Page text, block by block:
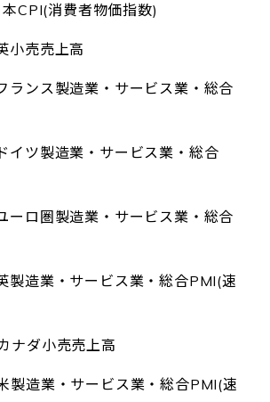
消費者物価指数)
売売上高
ンス製造業・サービス業・総合
ツ製造業・サービス業・総合
ロ圏製造業・サービス業・総合
造業・サービス業・総合PMI(速
ダ小売売上高
造業・サービス業・総合PMI(速